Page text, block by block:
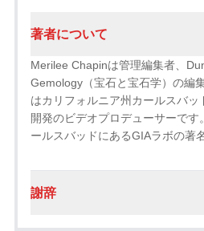
著者について
Merilee Chapinは管理編集者、
Gemology（宝石と宝​​石学）の編
はカリフォルニア州カールスバッ
開発のビデオプロデューサーで
ールスバッドにあるGIAラボの著
謝辞